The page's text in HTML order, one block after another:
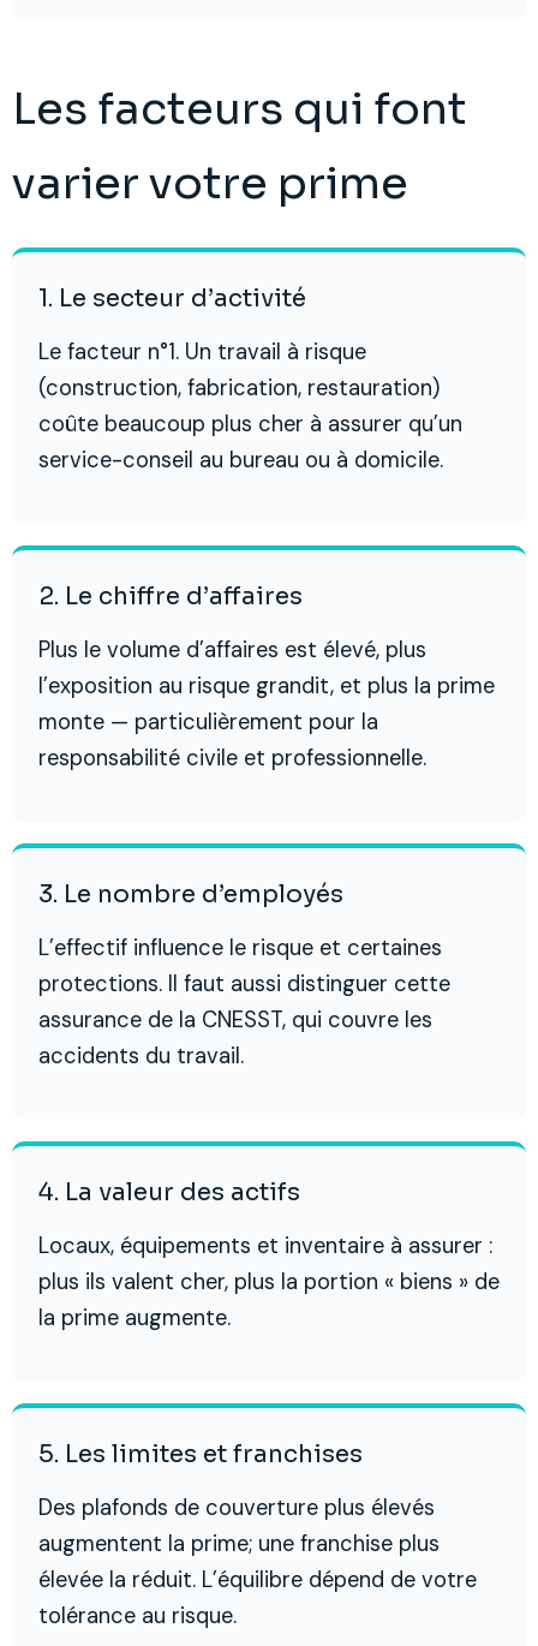
Les facteurs qui font
varier votre prime
1. Le secteur d’activité
Le facteur n°1. Un travail à risque
(construction, fabrication, restauration)
coûte beaucoup plus cher à assurer qu’un
service-conseil au bureau ou à domicile.
2. Le chiffre d’affaires
Plus le volume d’affaires est élevé, plus
l’exposition au risque grandit, et plus la prime
monte — particulièrement pour la
responsabilité civile et professionnelle.
3. Le nombre d’employés
L’effectif influence le risque et certaines
protections. Il faut aussi distinguer cette
assurance de la CNESST, qui couvre les
accidents du travail.
4. La valeur des actifs
Locaux, équipements et inventaire à assurer :
plus ils valent cher, plus la portion « biens » de
la prime augmente.
5. Les limites et franchises
Des plafonds de couverture plus élevés
augmentent la prime; une franchise plus
élevée la réduit. L’équilibre dépend de votre
tolérance au risque.